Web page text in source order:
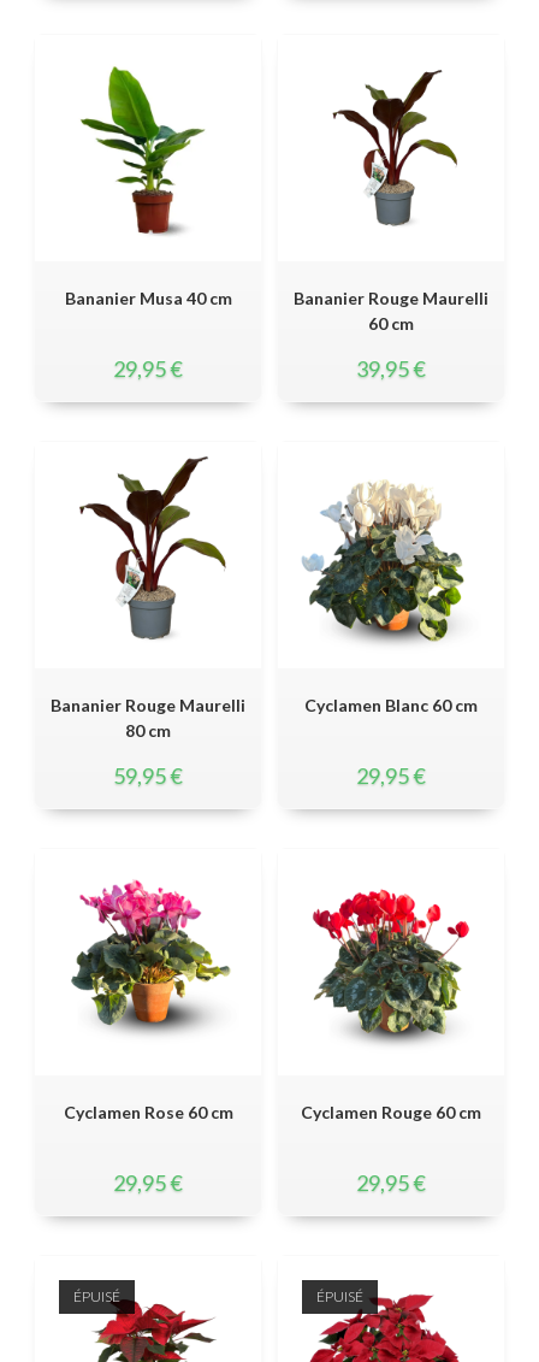
Bananier Musa 40 cm
29,95€
Bananier Rouge Maurelli
60 cm
39,95€
Bananier Rouge Maurelli
80 cm
59,95€
Cyclamen Blanc 60 cm
29,95€
Cyclamen Rose 60 cm
29,95€
Cyclamen Rouge 60 cm
29,95€
ÉPUISÉ ÉPUISÉ